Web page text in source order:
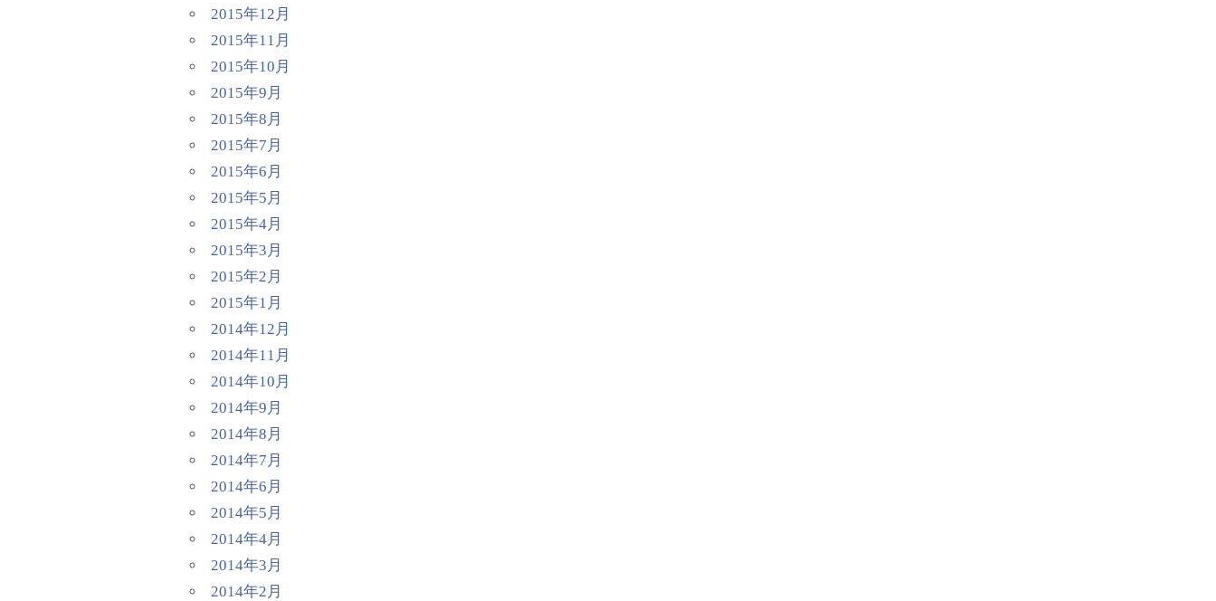
2015年12月
2015年11月
2015年10月
2015年9月
2015年8月
2015年7月
2015年6月
2015年5月
2015年4月
2015年3月
2015年2月
2015年1月
2014年12月
2014年11月
2014年10月
2014年9月
2014年8月
2014年7月
2014年6月
2014年5月
2014年4月
2014年3月
2014年2月